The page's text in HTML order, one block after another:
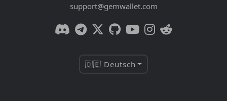
support@gemwallet.com
🇩🇪 Deutsch